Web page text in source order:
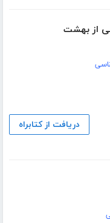
از بهشت
دریافت از کتابراه